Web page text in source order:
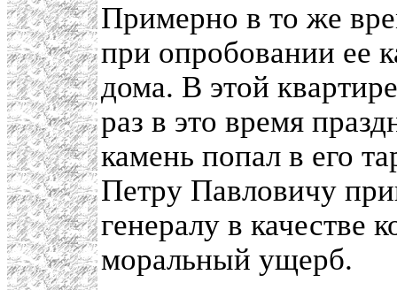
Примерно в то же
при опробовании ее
дома. В этой
раз в это время
камень попал в его
Петру Павловичу
генералу в качестве
моральный ущерб.